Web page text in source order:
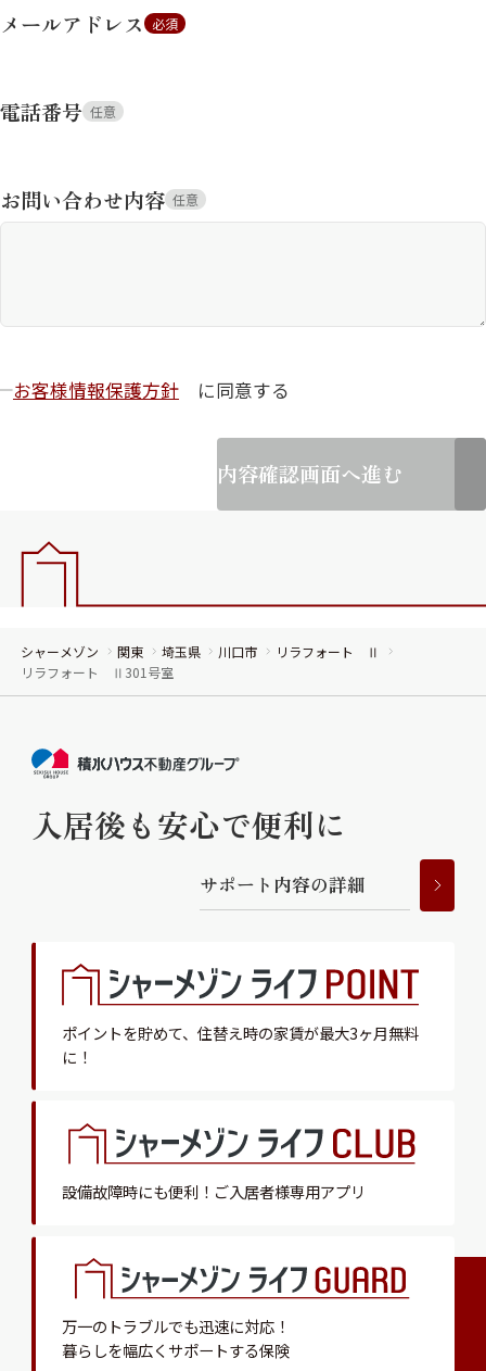
メールアドレス 必須
電話番号 任意
お問い合わせ内容 任意
お客様情報保護方針 に同意する
内容確認画面へ進む
シャーメゾン 関東 埼玉県 川口市
リラフォート Ⅱ
リラフォート Ⅱ301号室
入居後も安心で便利に
サポー ト 内容の詳細
ポイントを貯めて、 住替え時の家賃が最大3ヶ月無料
に！
設備故障時にも便利！ ご入居者様専用アプリ
万一のトラブルでも迅速に対応！
暮らしを幅広くサポートする保険